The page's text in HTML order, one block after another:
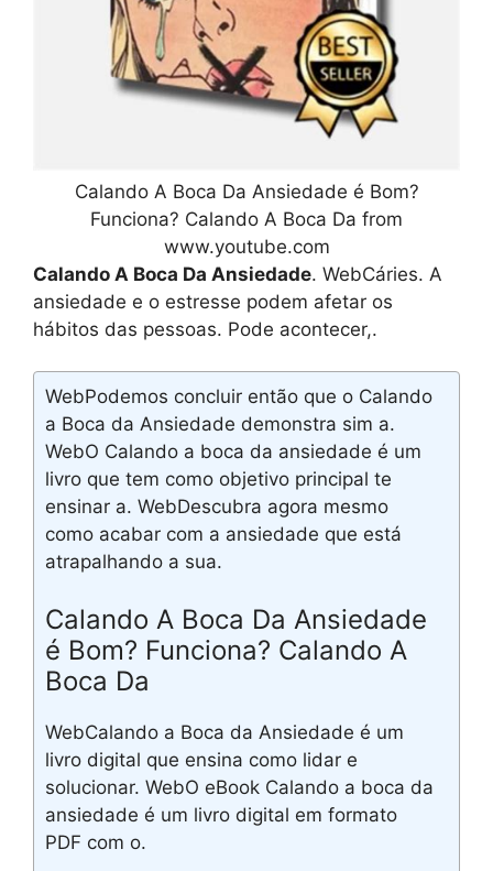
Calando A Boca Da Ansiedade é Bom?
Funciona? Calando A Boca Da from
www.youtube.com
Calando A Boca Da Ansiedade. WebCáries. A
ansiedade e o estresse podem afetar os
hábitos das pessoas. Pode acontecer,.
WebPodemos concluir então que o Calando
a Boca da Ansiedade demonstra sim a.
WebO Calando a boca da ansiedade é um
livro que tem como objetivo principal te
ensinar a. WebDescubra agora mesmo
como acabar com a ansiedade que está
atrapalhando a sua.
Calando A Boca Da Ansiedade
é Bom? Funciona? Calando A
Boca Da
WebCalando a Boca da Ansiedade é um
livro digital que ensina como lidar e
solucionar. WebO eBook Calando a boca da
ansiedade é um livro digital em formato
PDF com o.